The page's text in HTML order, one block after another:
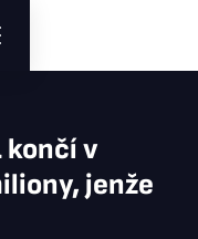
končí v
jenže